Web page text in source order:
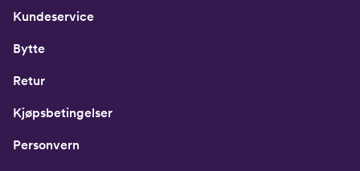
Kundeservice
Bytte
Retur
Kjøpsbetingelser
Personvern